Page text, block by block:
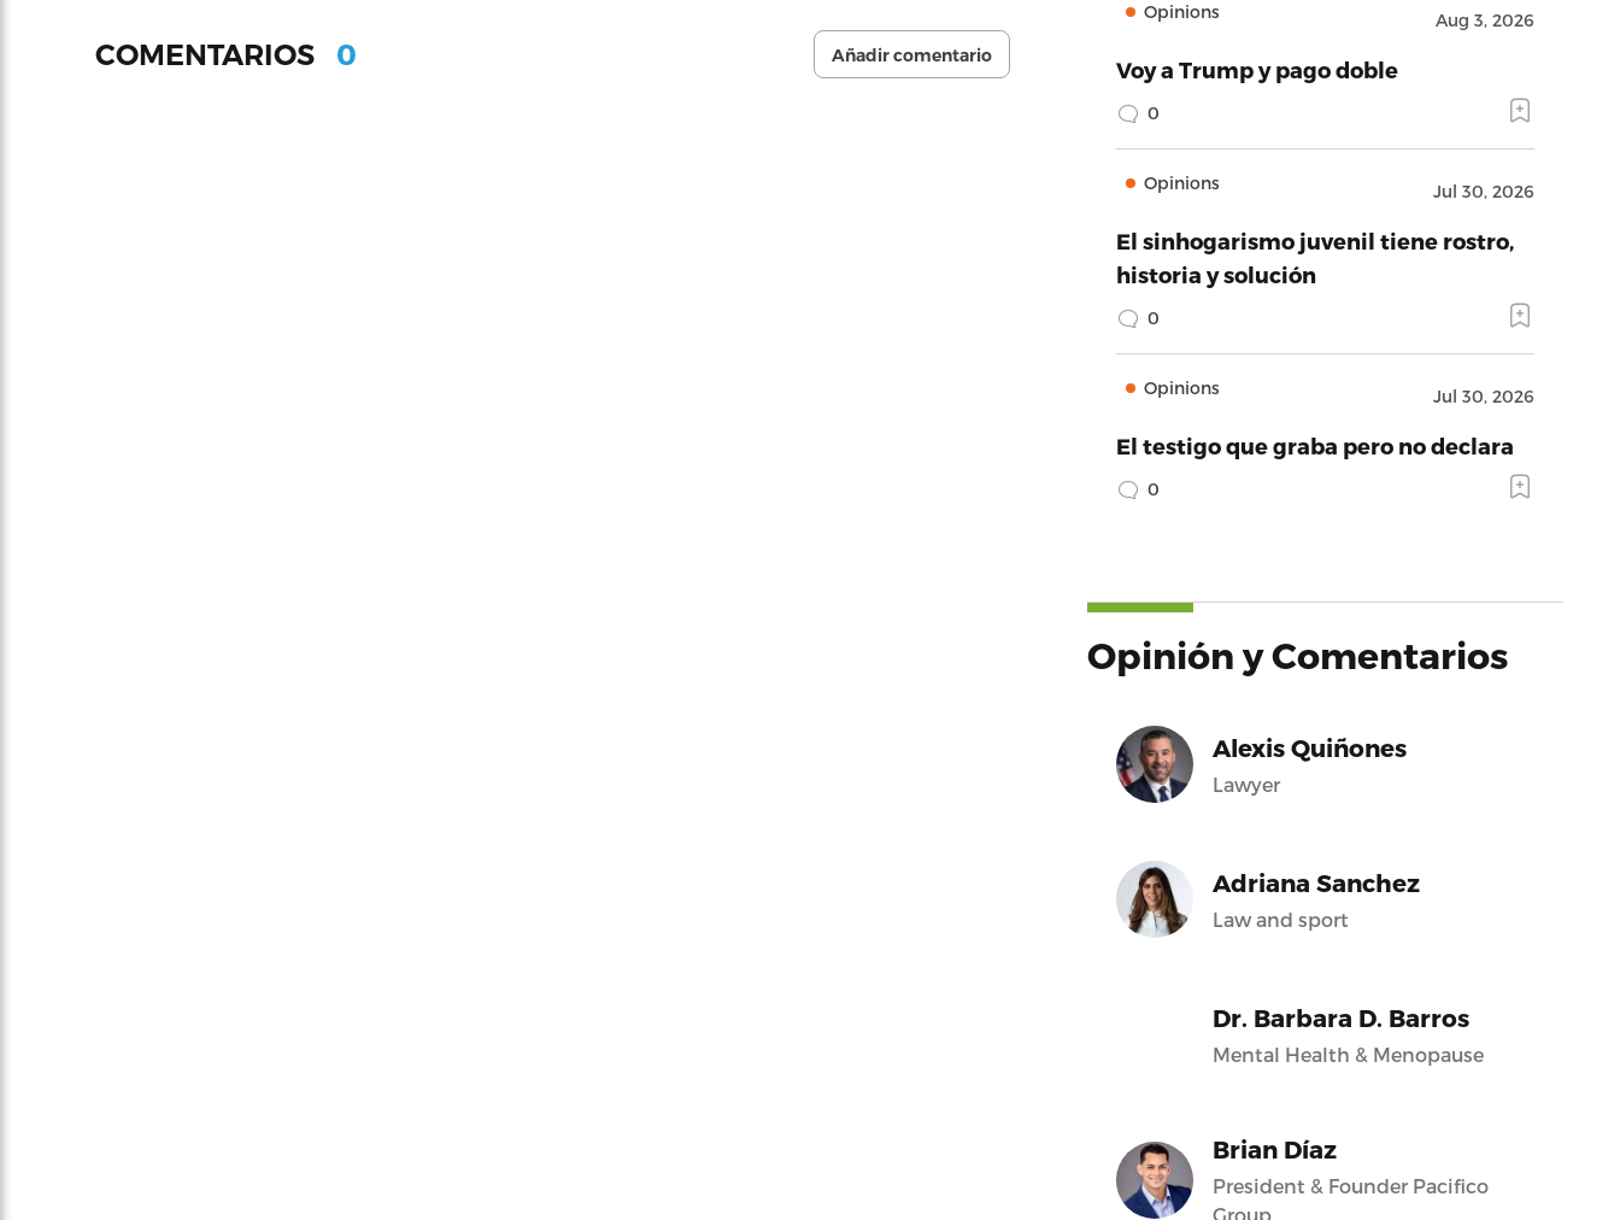
COMENTARIOS 0 Añadir comentario
Opinions Aug 3, 2026
Voy a Trump y pago doble
0
Opinions Jul 30, 2026
El sinhogarismo juvenil tiene rostro,
historia y solución
0
Opinions Jul 30, 2026
El testigo que graba pero no declara
0
Opinión y Comentarios
Alexis Quiñones
Lawyer
Adriana Sanchez
Law and sport
Dr. Barbara D. Barros
Mental Health & Menopause
Brian Díaz
President & Founder Pacifico
Group